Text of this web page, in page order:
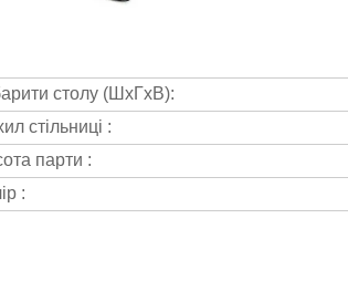
столу (ШхГхВ):
стільниці :
парти :
: